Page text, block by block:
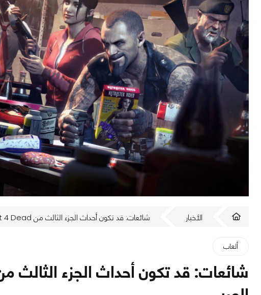
الأخبار شائعات: قد تكون أحداث الجزء الثالث من Left 4 Dead في المغرب العربي
ألعاب